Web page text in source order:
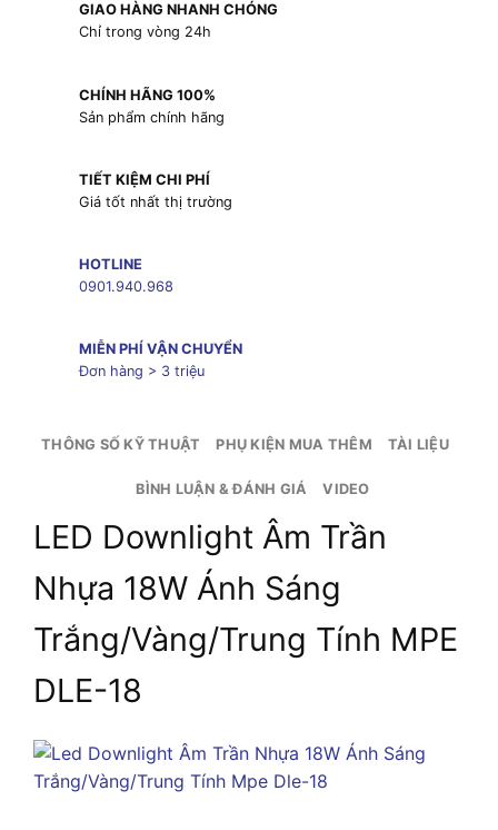
GIAO HÀNG NHANH CHÓNG
Chỉ trong vòng 24h
CHÍNH HÃNG 100%
Sản phẩm chính hãng
TIẾT KIỆM CHI PHÍ
Giá tốt nhất thị trường
HOTLINE
0901.940.968
MIỄN PHÍ VẬN CHUYỂN
Đơn hàng > 3 triệu
THÔNG SỐ KỸ THUẬT PHỤ KIỆN MUA THÊM TÀI LIỆU
BÌNH LUẬN & ĐÁNH GIÁ VIDEO
LED Downlight Âm Trần
Nhựa 18W Ánh Sáng
Trắng/Vàng/Trung Tính MPE
DLE-18